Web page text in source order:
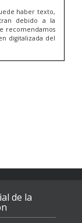
haber texto,
debido a la
recomendamos
digitalizada del
de la